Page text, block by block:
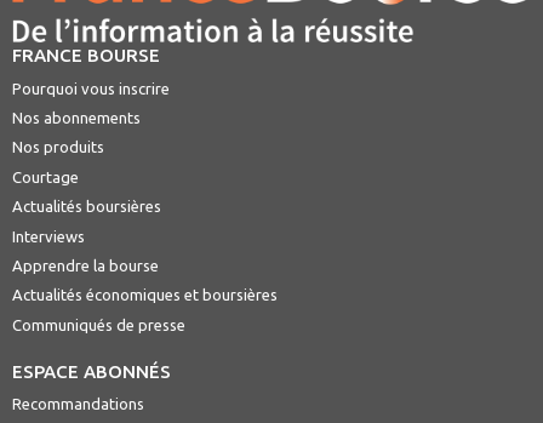
FRANCE BOURSE
Pourquoi vous inscrire
Nos abonnements
Nos produits
Courtage
Actualités boursières
Interviews
Apprendre la bourse
Actualités économiques et boursières
Communiqués de presse
ESPACE ABONNÉS
Recommandations